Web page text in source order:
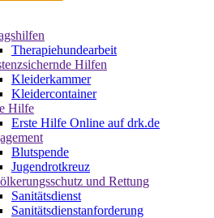
Therapiehundearbeit
Hilfen
Kleiderkammer
Kleidercontainer
Hilfe
Erste Hilfe Online auf drk.de
Blutspende
Jugendrotkreuz
und Rettung
Sanitätsdienst
Sanitätsdienstanforderung